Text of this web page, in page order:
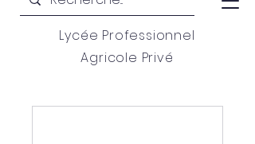
Lycée Professionnel
Agricole Privé